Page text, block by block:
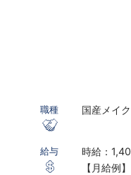
職種 国産メイ
給与
時給：
【月給例